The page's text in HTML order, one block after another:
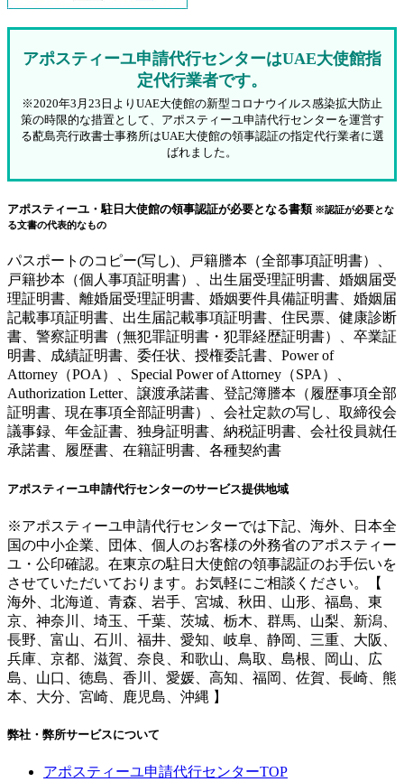
アポスティーユ申請代行センターはUAE大使館指
定代行業者です。
※2020年3月23日よりUAE大使館の新型コロナウイルス感染拡大防止
策の時限的な措置として、アポスティーユ申請代行センターを運営す
る蓜島亮行政書士事務所はUAE大使館の領事認証の指定代行業者に選
ばれました。
アポスティーユ・駐日大使館の領事認証が必要となる書類 ※認証が必要とな
る文書の代表的なもの
パスポートのコピー(写し)、戸籍謄本（全部事項証明書）、
戸籍抄本（個人事項証明書）、出生届受理証明書、婚姻届受
理証明書、離婚届受理証明書、婚姻要件具備証明書、婚姻届
記載事項証明書、出生届記載事項証明書、住民票、健康診断
書、警察証明書（無犯罪証明書・犯罪経歴証明書）、卒業証
明書、成績証明書、委任状、授権委託書、Power of
Attorney（POA）、Special Power of Attorney（SPA）、
Authorization Letter、譲渡承諾書、登記簿謄本（履歴事項全部
証明書、現在事項全部証明書）、会社定款の写し、取締役会
議事録、年金証書、独身証明書、納税証明書、会社役員就任
承諾書、履歴書、在籍証明書、各種契約書
アポスティーユ申請代行センターのサービス提供地域
※アポスティーユ申請代行センターでは下記、海外、日本全
国の中小企業、団体、個人のお客様の外務省のアポスティー
ユ・公印確認。在東京の駐日大使館の領事認証のお手伝いを
させていただいております。お気軽にご相談ください。【
海外、北海道、青森、岩手、宮城、秋田、山形、福島、東
京、神奈川、埼玉、千葉、茨城、栃木、群馬、山梨、新潟、
長野、富山、石川、福井、愛知、岐阜、静岡、三重、大阪、
兵庫、京都、滋賀、奈良、和歌山、鳥取、島根、岡山、広
島、山口、徳島、香川、愛媛、高知、福岡、佐賀、長崎、熊
本、大分、宮崎、鹿児島、沖縄 】
弊社・弊所サービスについて
アポスティーユ申請代行センターTOP